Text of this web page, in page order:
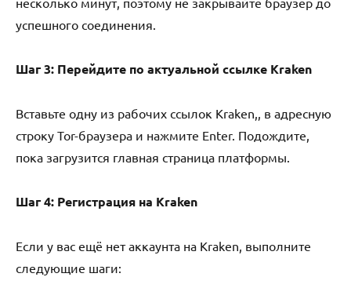
успешного соединения.
Шаг 3: Перейдите по актуальной ссылке Kraken
Вставьте одну из рабочих ссылок Kraken,, в адресную
строку Tor-браузера и нажмите Enter. Подождите,
пока загрузится главная страница платформы.
Шаг 4: Регистрация на Kraken
Если у вас ещё нет аккаунта на Kraken, выполните
следующие шаги: